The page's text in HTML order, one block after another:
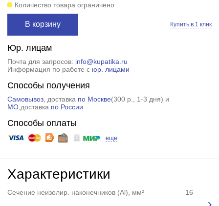
Количество товара ограничено
В корзину Купить в 1 клик
Юр. лицам
Почта для запросов: info@kupatika.ru
Информация по работе с юр. лицами
Способы получения
Самовывоз, доставка по Москве(300 р.
, 1-3 дня) и
МО,доставка по России
Способы оплаты
еще
Характеристики
Сечение неизолир. наконечников (Al), мм² 16